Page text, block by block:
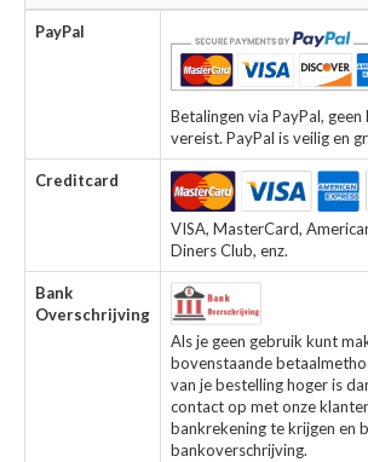
PayPal
Betalingen via PayPal,
vereist. PayPal is veilig en
Creditcard
VISA, MasterCard,
Diners Club, enz.
Bank
Overschrijving
Als je geen gebruik kunt
bovenstaande
van je bestelling hoger is
contact op met onze
bankrekening te krijgen en
bankoverschrijving.